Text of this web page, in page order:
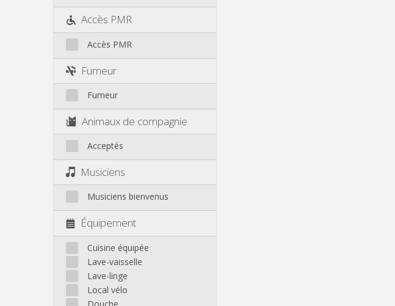
Accès PMR
Accès PMR
Fumeur
Fumeur
Animaux de compagnie
Acceptés
Musiciens
Musiciens bienvenus
Équipement
Cuisine équipée
Lave-vaisselle
Lave-linge
Local vélo